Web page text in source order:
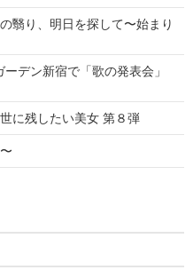
翳り、明日を探して〜始まり
デン新宿で「歌の発表会」
に残したい美女 第８弾